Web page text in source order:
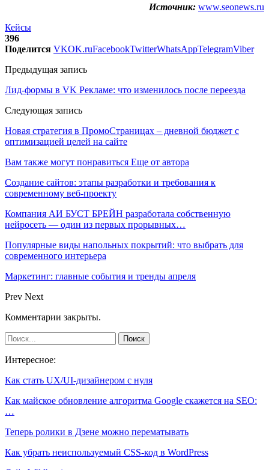
Источник: www.seonews.ru
Кейсы
396
Поделится VKOK.ruFacebookTwitterWhatsAppTelegramViber
Предыдущая запись
Лид-формы в VK Рекламе: что изменилось после переезда
Следующая запись
Новая стратегия в ПромоСтраницах – дневной бюджет с
оптимизацией целей на сайте
Вам также могут понравиться Еще от автора
Создание сайтов: этапы разработки и требования к
современному веб-проекту
Компания АИ БУСТ БРЕЙН разработала собственную
нейросеть — один из первых прорывных…
Популярные виды напольных покрытий: что выбрать для
современного интерьера
Маркетинг: главные события и тренды апреля
Prev Next
Комментарии закрыты.
Интересное:
Как стать UX/UI-дизайнером с нуля
Как майское обновление алгоритма Google скажется на SEO:
…
Теперь ролики в Дзене можно перематывать
Как убрать неиспользуемый CSS-код в WordPress